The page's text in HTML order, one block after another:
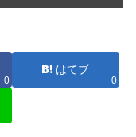
0
はてブ
0